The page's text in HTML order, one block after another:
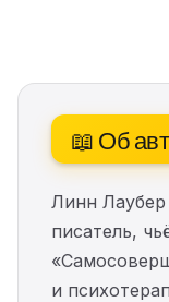
📖 Об
Линн
писатель,
и